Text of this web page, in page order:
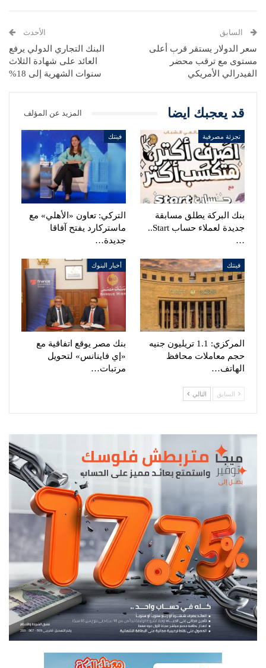
السابق
سعر الدولار يستقر قرب أعلى
مستوى مع ترقب محضر
الفيدرالي الأمريكي
الأحدث
البنك التجاري الدولي يرفع
العائد على شهادة الثلاث
سنوات الشهرية إلى 18%
قد يعجبك ايضا المزيد عن المؤلف
تجزئة مصرفية
بنك البركة يطلق مسابقة
جديدة لعملاء حساب Start..
…
فينتك
التركي: تعاون «الأهلي» مع
ماستركارد يفتح آفاقا
جديدة…
فينتك
المركزي: 1.1 تريليون جنيه
حجم معاملات محافظ
الهاتف…
أخبار البنوك
بنك مصر يوقع اتفاقية مع
«إي فاينانس» لتحويل
مرتبات…
السابق التالي